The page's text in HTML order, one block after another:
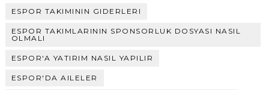
ESPOR TAKIMININ GIDERLERI
ESPOR TAKIMLARININ SPONSORLUK DOSYASI NASIL
OLMALI
ESPOR'A YATIRIM NASIL YAPILIR
ESPOR'DA AILELER